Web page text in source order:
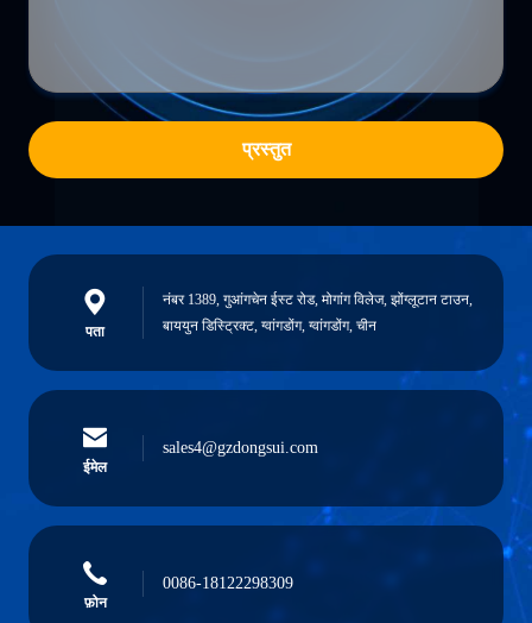
प्रस्तुत
पता
नंबर 1389, गुआंगचेन ईस्ट रोड, मोगांग विलेज, झोंग्लूटान टाउन,
बाययुन डिस्ट्रिक्ट, ग्वांगडोंग, ग्वांगडोंग, चीन
ईमेल
sales4@gzdongsui.com
फ़ोन
0086-18122298309